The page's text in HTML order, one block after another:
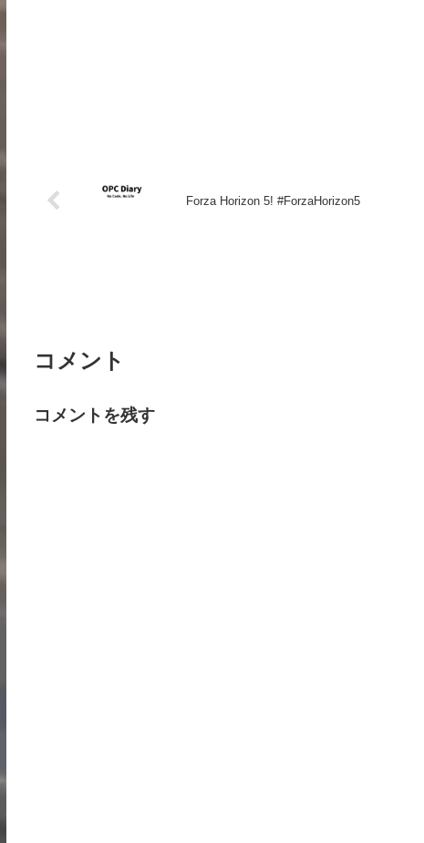
Forza Horizon 5! #ForzaHorizon5
コメント
コメントを残す